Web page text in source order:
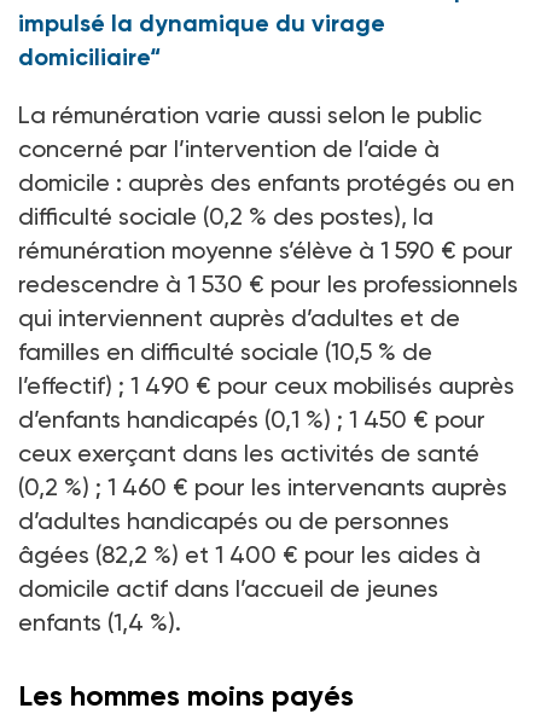
impulsé la dynamique du virage
domiciliaire“
La rémunération varie aussi selon le public
concerné par l’intervention de l’aide à
domicile : auprès des enfants protégés ou en
difficulté sociale (0,2 % des postes), la
rémunération moyenne s’élève à 1 590 € pour
redescendre à 1 530 € pour les professionnels
qui interviennent auprès d’adultes et de
familles en difficulté sociale (10,5 % de
l’effectif) ; 1 490 € pour ceux mobilisés auprès
d’enfants handicapés (0,1 %) ; 1 450 € pour
ceux exerçant dans les activités de santé
(0,2 %) ; 1 460 € pour les intervenants auprès
d’adultes handicapés ou de personnes
âgées (82,2 %) et 1 400 € pour les aides à
domicile actif dans l’accueil de jeunes
enfants (1,4 %).
Les hommes moins payés